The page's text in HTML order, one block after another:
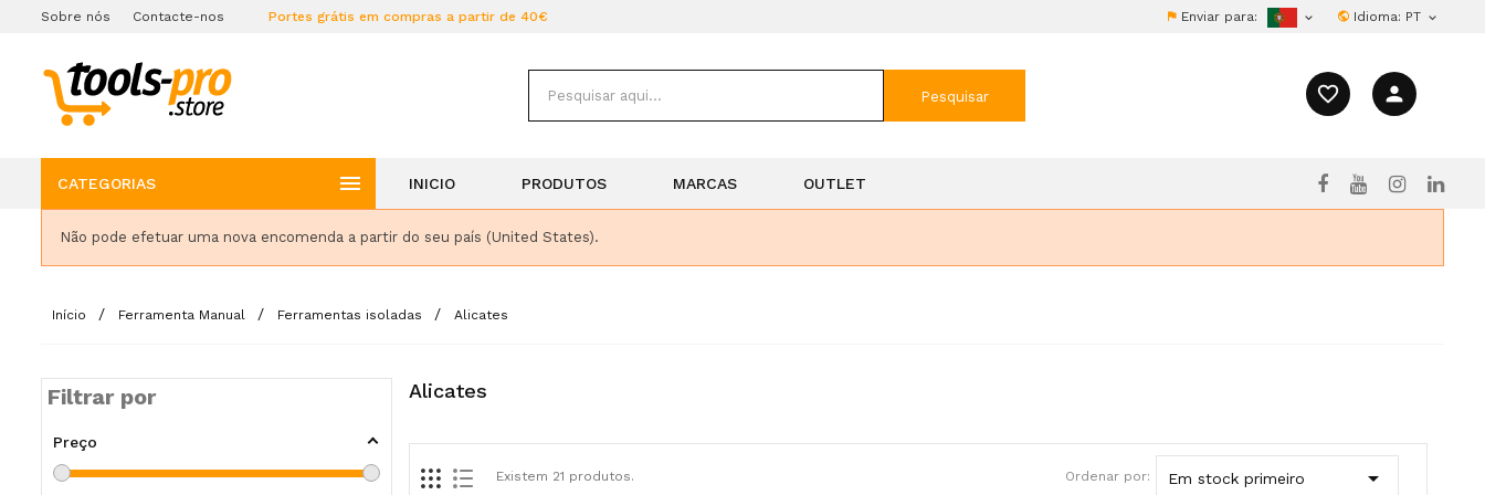
Sobre nós Contacte-nos Portes grátis em compras a partir de 40€ Enviar para:  Idioma: PT 
favorite_border person
Pesquisar
CATEGORIAS  INICIO PRODUTOS MARCAS OUTLET
Não pode efetuar uma nova encomenda a partir do seu país (United States).
Início Ferramenta Manual Ferramentas isoladas Alicates
Filtrar por
Preço
Alicates
Existem 21 produtos. Ordenar por: Em stock primeiro 